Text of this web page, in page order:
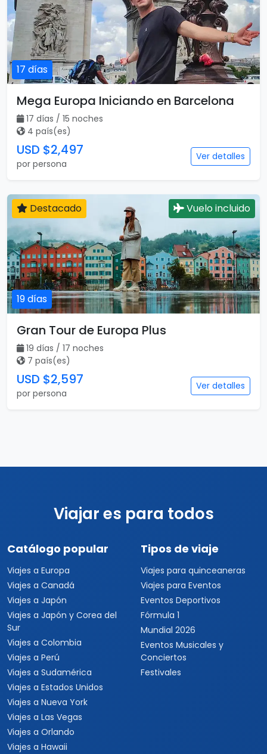
Mega Europa Iniciando en Barcelona
17 días / 15 noches
4 país(es)
USD $2,497
por persona
Ver detalles
19 días
Destacado
Gran Tour de Europa Plus
19 días / 17 noches
7 país(es)
USD $2,597
por persona
Ver detalles
Viajes a Japón
Viajes a Japón y Corea del
Viajes a Colombia
Viajes a Perú
Viajes a Sudamérica
Viajes a Estados Unidos
Viajes a Nueva York
Viajes a Las Vegas
Viajes a Orlando
Viajes a Hawaii
Viajes a Los Cabos
Viajes a Cancún
Viajes a Chiapas
Playas de México
Viajes por México
Viajes al Caribe
Eventos Deportivos
Eventos Musicales y
Conciertos
Festivales